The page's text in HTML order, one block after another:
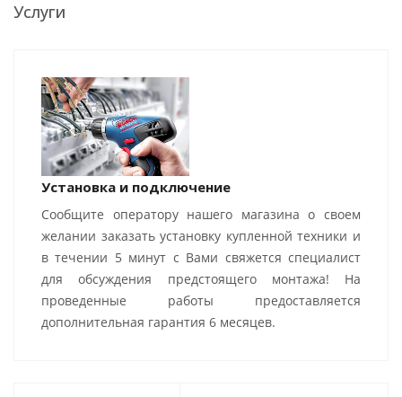
Услуги
Установка и подключение
Сообщите оператору нашего магазина о своем
желании заказать установку купленной техники и
в течении 5 минут с Вами свяжется специалист
для обсуждения предстоящего монтажа! На
проведенные работы предоставляется
дополнительная гарантия 6 месяцев.